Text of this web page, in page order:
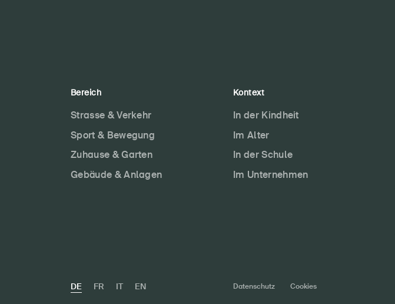
Bereich
Strasse & Verkehr
Sport & Bewegung
Zuhause & Garten
Gebäude & Anlagen
Kontext
In der Kindheit
Im Alter
In der Schule
Im Unternehmen
DE FR IT EN Datenschutz Cookies